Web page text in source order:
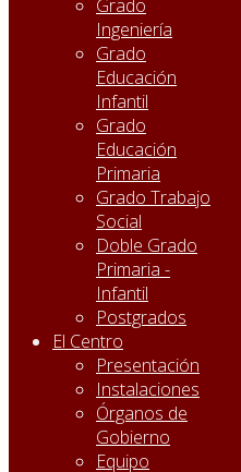
Grado
Ingeniería
Grado
Educación
Infantil
Grado
Educación
Primaria
Grado Trabajo
Social
Doble Grado
Primaria -
Infantil
Postgrados
El Centro
Presentación
Instalaciones
Órganos de
Gobierno
Equipo